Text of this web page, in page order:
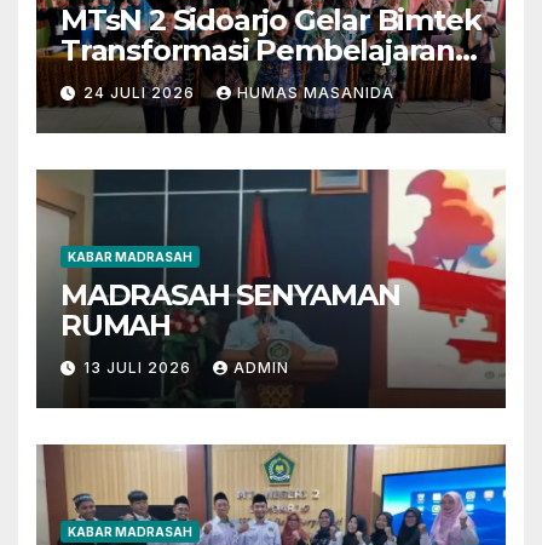
MTsN 2 Sidoarjo Gelar Bimtek
Transformasi Pembelajaran
Berbasis AI dan Deep
Learning
24 JULI 2026 HUMAS MASANIDA
KABAR MADRASAH
MADRASAH SENYAMAN
RUMAH
13 JULI 2026 ADMIN
KABAR MADRASAH